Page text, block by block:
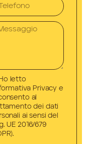
Ho letto
Privacy e
al
dei dati
ai sensi del
UE 2016/679